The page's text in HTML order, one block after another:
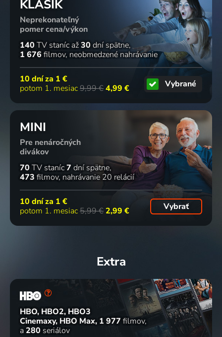
KLASIK
Neprekonateľný
pomer cena/výkon
140 TV staníc až30 dní spätne
1 676 filmov neobmedzené nahrávanie
10 dní za 1 €
potom 1. mesiac9,99 €4,99 € Vybrané
MINI
Pre nenáročných
divákov
70 TV staníc7 dní spätne
473 filmov nahrávanie 20 relácií
10 dní za 1 €
potom 1. mesiac5,99 € 2,99 € Vybrať
Extra
HBO, HBO2, HBO3
Cinemaxy, HBO Max 1 977 filmov
a 280 seriálov